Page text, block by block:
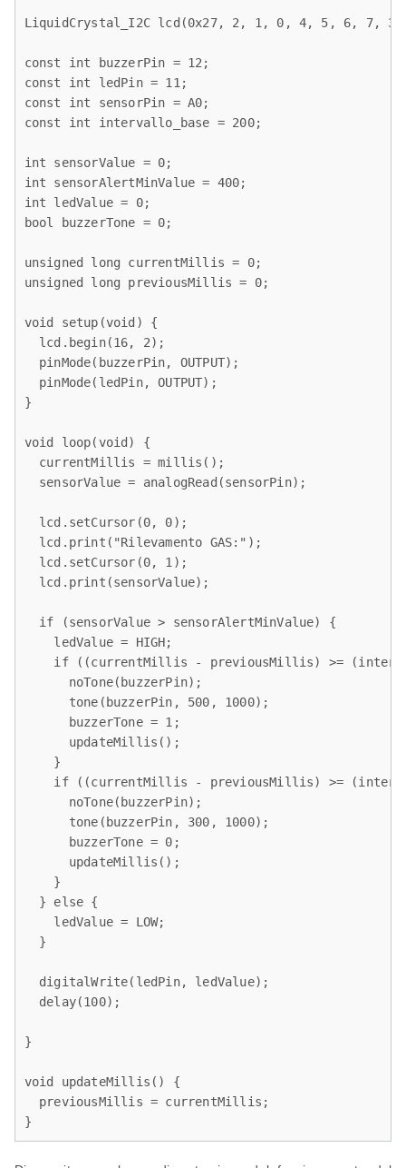
LiquidCrystal_I2C lcd(0x27, 2, 1, 0, 4, 5, 6, 7, 3,
const int buzzerPin = 12;
const int ledPin = 11;
const int sensorPin = A0;
const int intervallo_base = 200;
int sensorValue = 0;
int sensorAlertMinValue = 400;
int ledValue = 0;
bool buzzerTone = 0;
unsigned long currentMillis = 0;
unsigned long previousMillis = 0;
void setup(void) {
  lcd.begin(16, 2);
  pinMode(buzzerPin, OUTPUT);
  pinMode(ledPin, OUTPUT);
}
void loop(void) {
  currentMillis = millis();
  sensorValue = analogRead(sensorPin);
  lcd.setCursor(0, 0);
  lcd.print("Rilevamento GAS:");
  lcd.setCursor(0, 1);
  lcd.print(sensorValue);
  if (sensorValue > sensorAlertMinValue) {
    ledValue = HIGH;
if ((currentMillis - previousMillis) >=
      noTone(buzzerPin);
      tone(buzzerPin, 500, 1000);
      buzzerTone = 1;
      updateMillis();
    }
if ((currentMillis - previousMillis) >=
      noTone(buzzerPin);
      tone(buzzerPin, 300, 1000);
      buzzerTone = 0;
      updateMillis();
    }
  } else {
    ledValue = LOW;
  }
  digitalWrite(ledPin, ledValue);
  delay(100);
}
void updateMillis() {
  previousMillis = currentMillis;
}